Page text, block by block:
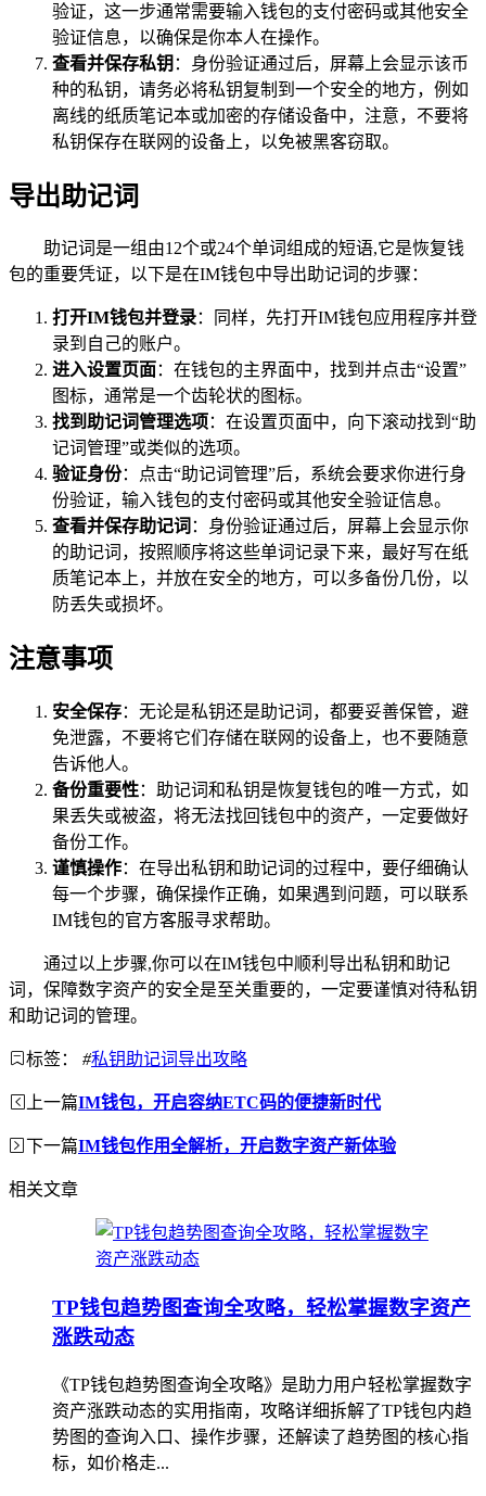
验证，这一步通常需要输入钱包的支付密码或其他安全
验证信息，以确保是你本人在操作。
查看并保存私钥 ：身份验证通过后，屏幕上会显示该币
种的私钥，请务必将私钥复制到一个安全的地方，例如
离线的纸质笔记本或加密的存储设备中，注意，不要将
私钥保存在联网的设备上，以免被黑客窃取。
导出助记词
助记词是一组由12个或24个单词组成的短语,它是恢复钱
包的重要凭证，以下是在IM钱包中导出助记词的步骤：
打开IM钱包并登录：同样，先打开IM钱包应用程序并登
录到自己的账户。
进入设置页面：在钱包的主界面中，找到并点击“设置”
图标，通常是一个齿轮状的图标。
找到助记词管理选项：在设置页面中，向下滚动找到“助
记词管理”或类似的选项。
验证身份：点击“助记词管理”后，系统会要求你进行身
份验证，输入钱包的支付密码或其他安全验证信息。
查看并保存助记词 ：身份验证通过后，屏幕上会显示你
的助记词，按照顺序将这些单词记录下来，最好写在纸
质笔记本上，并放在安全的地方，可以多备份几份，以
防丢失或损坏。
注意事项
安全保存：无论是私钥还是助记词，都要妥善保管，避
免泄露，不要将它们存储在联网的设备上，也不要随意
告诉他人。
备份重要性：助记词和私钥是恢复钱包的唯一方式，如
果丢失或被盗，将无法找回钱包中的资产，一定要做好
备份工作。
谨慎操作：在导出私钥和助记词的过程中，要仔细确认
每一个步骤，确保操作正确，如果遇到问题，可以联系
IM钱包的官方客服寻求帮助。
通过以上步骤,你可以在IM钱包中顺利导出私钥和助记
词，保障数字资产的安全是至关重要的，一定要谨慎对待私钥
和助记词的管理。
标签： #私钥助记词导出攻略
上一篇IM钱包，开启容纳ETC码的便捷新时代
下一篇IM钱包作用全解析，开启数字资产新体验
相关文章
TP钱包趋势图查询全攻略，轻松掌握数字资产
涨跌动态
《TP钱包趋势图查询全攻略》是助力用户轻松掌握数字
资产涨跌动态的实用指南，攻略详细拆解了TP钱包内趋
势图的查询入口、操作步骤，还解读了趋势图的核心指
标，如价格走...